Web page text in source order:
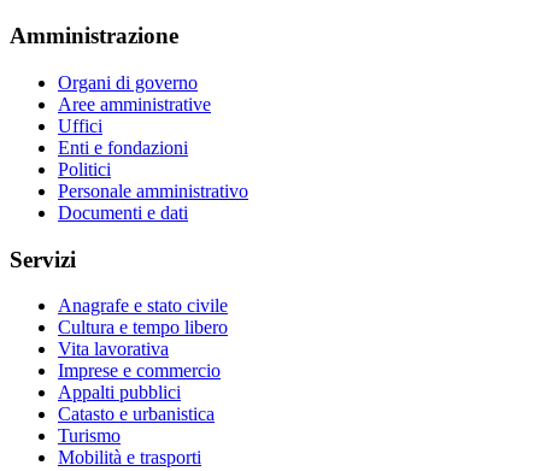
Amministrazione
Organi di governo
Aree amministrative
Uffici
Enti e fondazioni
Politici
Personale amministrativo
Documenti e dati
Servizi
Anagrafe e stato civile
Cultura e tempo libero
Vita lavorativa
Imprese e commercio
Appalti pubblici
Catasto e urbanistica
Turismo
Mobilità e trasporti